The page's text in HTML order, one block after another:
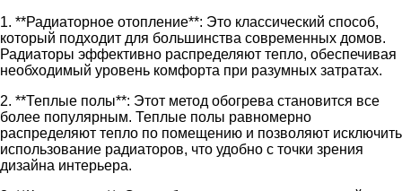
1. **Радиаторное отопление**: Это классический способ,
который подходит для большинства современных домов.
Радиаторы эффективно распределяют тепло, обеспечивая
необходимый уровень комфорта при разумных затратах.
2. **Теплые полы**: Этот метод обогрева становится все
более популярным. Теплые полы равномерно
распределяют тепло по помещению и позволяют исключить
использование радиаторов, что удобно с точки зрения
дизайна интерьера.